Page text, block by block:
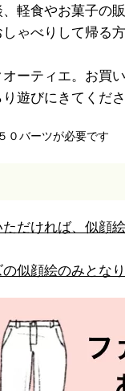
軽食やお菓子の
ゃべりして帰る
ーティエ。お買
遊びにきてくださ
０バーツが必要です
ただければ、似顔
似顔絵のみとなり